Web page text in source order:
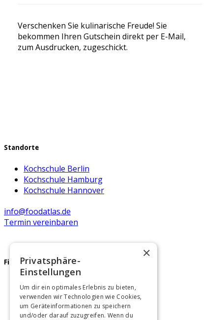
Verschenken Sie kulinarische Freude! Sie
bekommen Ihren Gutschein direkt per E-Mail,
zum Ausdrucken, zugeschickt.
Standorte
Kochschule Berlin
Kochschule Hamburg
Kochschule Hannover
info@foodatlas.de
Termin vereinbaren
Firmenfeier
Teamevents Berlin
Teamevents Hamburg
Teamevents Hannover
×
Privatsphäre-
Einstellungen
Um dir ein optimales Erlebnis zu bieten,
verwenden wir Technologien wie Cookies,
um Geräteinformationen zu speichern
und/oder darauf zuzugreifen. Wenn du